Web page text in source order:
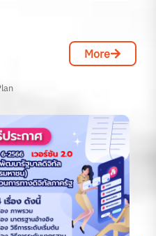
More